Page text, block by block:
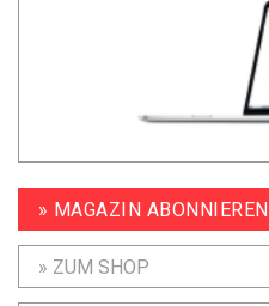
» MAGAZIN ABONNIEREN
» ZUM SHOP